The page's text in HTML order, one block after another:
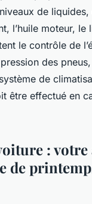
de
l’huile moteur, le
le contrôle de
des pneus,
de
être effectué en
:
de